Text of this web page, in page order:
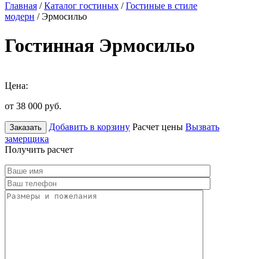
Главная /Каталог гостиных /Гостиные в стиле
модерн / Эрмосильо
Гостинная Эрмосильо
Цена:
от 38 000 руб.
Заказать Добавить в корзину Расчет цены Вызвать
замерщика
Получить расчет